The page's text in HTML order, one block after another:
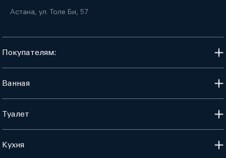
Астана, ул. Толе Би, 57
Покупателям:
Ванная
Туалет
Кухня